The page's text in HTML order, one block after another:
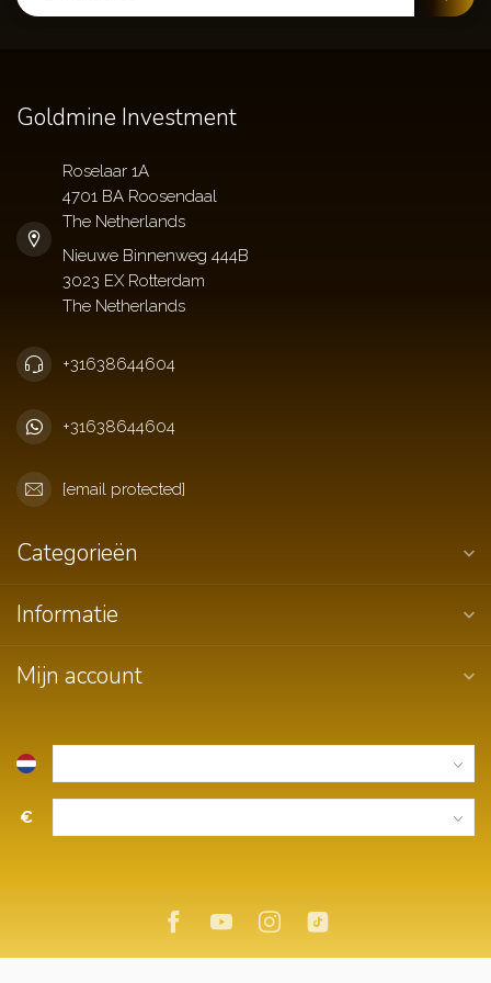
Goldmine Investment
Roselaar 1A
4701 BA Roosendaal
The Netherlands
+31638644604
+31638644604
[email protected]
Categorieën
Informatie
Mijn account
€